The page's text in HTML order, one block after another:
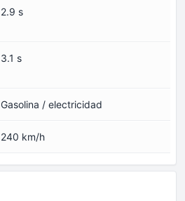
2.9 s
3.1 s
Gasolina / electricidad
240 km/h